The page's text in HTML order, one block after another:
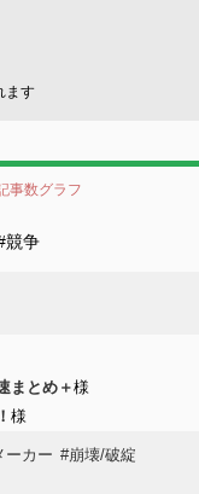
ます
事数グラフ
競争
まとめ＋様
様
ーカー #崩壊/破綻